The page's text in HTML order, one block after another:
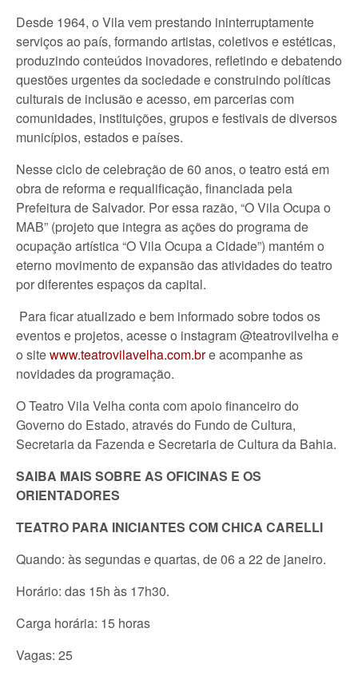
Desde 1964, o Vila vem prestando ininterruptamente
serviços ao país, formando artistas, coletivos e estéticas,
produzindo conteúdos inovadores, refletindo e debatendo
questões urgentes da sociedade e construindo políticas
culturais de inclusão e acesso, em parcerias com
comunidades, instituições, grupos e festivais de diversos
municípios, estados e países.
Nesse ciclo de celebração de 60 anos, o teatro está em
obra de reforma e requalificação, financiada pela
Prefeitura de Salvador. Por essa razão, “O Vila Ocupa o
MAB” (projeto que integra as ações do programa de
ocupação artística “O Vila Ocupa a Cidade”) mantém o
eterno movimento de expansão das atividades do teatro
por diferentes espaços da capital.
Para ficar atualizado e bem informado sobre todos os
eventos e projetos, acesse o instagram @teatrovilvelha e
o sitewww.teatrovilavelha.com.bre acompanhe as
novidades da programação.
O Teatro Vila Velha conta com apoio financeiro do
Governo do Estado, através do Fundo de Cultura,
Secretaria da Fazenda e Secretaria de Cultura da Bahia.
SAIBA MAIS SOBRE AS OFICINAS E OS
ORIENTADORES
TEATRO PARA INICIANTES COM CHICA CARELLI
Quando: às segundas e quartas, de 06 a 22 de janeiro.
Horário: das 15h às 17h30.
Carga horária: 15 horas
Vagas: 25